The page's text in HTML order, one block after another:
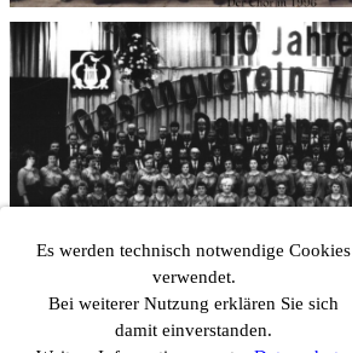
Es werden technisch notwendige Cookies
verwendet.
Bei weiterer Nutzung erklären Sie sich
damit einverstanden.
Impressum|Datenschutz
Zurück zum Seiteninhalt